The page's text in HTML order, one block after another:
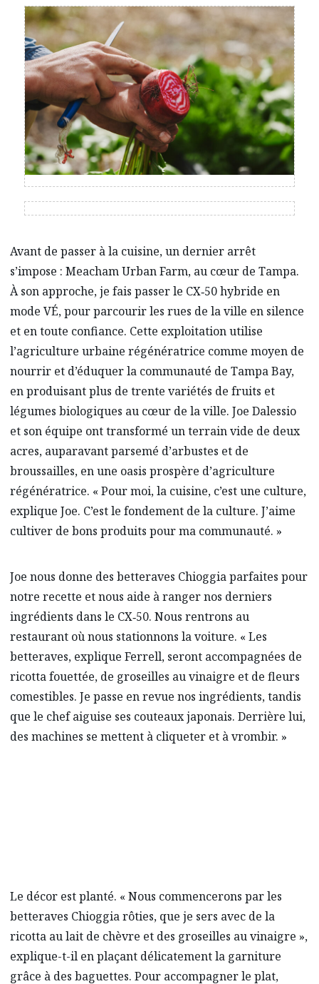
Avant de passer à la cuisine, un dernier arrêt
s’impose : Meacham Urban Farm, au cœur de Tampa.
À son approche, je fais passer le CX‑50 hybride en
mode VÉ, pour parcourir les rues de la ville en silence
et en toute confiance. Cette exploitation utilise
l’agriculture urbaine régénératrice comme moyen de
nourrir et d’éduquer la communauté de Tampa Bay,
en produisant plus de trente variétés de fruits et
légumes biologiques au cœur de la ville. Joe Dalessio
et son équipe ont transformé un terrain vide de deux
acres, auparavant parsemé d’arbustes et de
broussailles, en une oasis prospère d’agriculture
régénératrice. « Pour moi, la cuisine, c’est une culture,
explique Joe. C’est le fondement de la culture. J’aime
cultiver de bons produits pour ma communauté. »
Joe nous donne des betteraves Chioggia parfaites pour
notre recette et nous aide à ranger nos derniers
ingrédients dans le CX‑50. Nous rentrons au
restaurant où nous stationnons la voiture. « Les
betteraves, explique Ferrell, seront accompagnées de
ricotta fouettée, de groseilles au vinaigre et de fleurs
comestibles. Je passe en revue nos ingrédients, tandis
que le chef aiguise ses couteaux japonais. Derrière lui,
des machines se mettent à cliqueter et à vrombir. »
Le décor est planté. « Nous commencerons par les
betteraves Chioggia rôties, que je sers avec de la
ricotta au lait de chèvre et des groseilles au vinaigre »,
explique-t-il en plaçant délicatement la garniture
grâce à des baguettes. Pour accompagner le plat,